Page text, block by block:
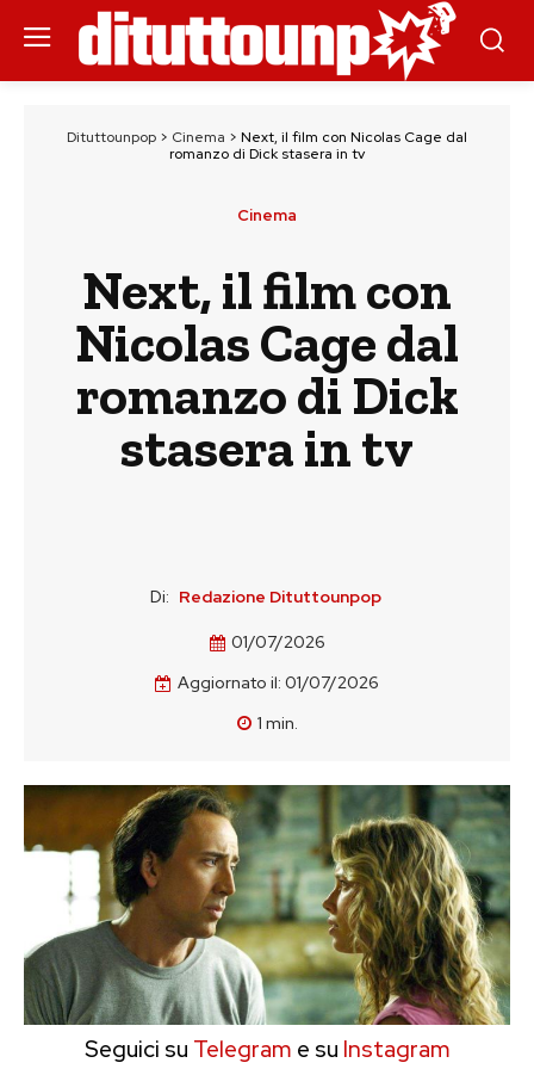
Dituttounpop > Cinema > Next, il film con Nicolas Cage dal
romanzo di Dick stasera in tv
Cinema
Next, il film con
Nicolas Cage dal
romanzo di Dick
stasera in tv
Di: Redazione Dituttounpop
01/07/2026
Aggiornato il: 01/07/2026
1 min.
Seguici su Telegram e su Instagram